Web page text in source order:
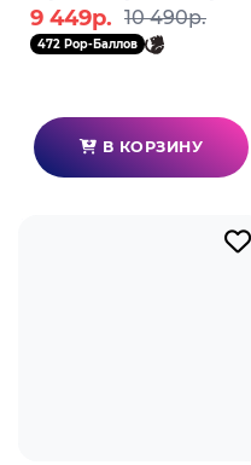
Кано 10см 4580590204751
9 449р. 10 490р.
472 Pop-Баллов
В КОРЗИНУ